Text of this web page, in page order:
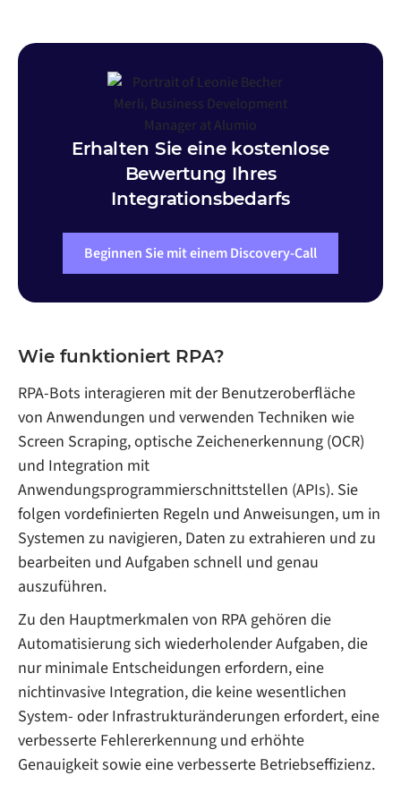
Erhalten Sie eine kostenlose
Bewertung Ihres
Integrationsbedarfs
Beginnen Sie mit einem Discovery-Call
Wie funktioniert RPA?
RPA-Bots interagieren mit der Benutzeroberfläche
von Anwendungen und verwenden Techniken wie
Screen Scraping, optische Zeichenerkennung (OCR)
und Integration mit
Anwendungsprogrammierschnittstellen (APIs). Sie
folgen vordefinierten Regeln und Anweisungen, um in
Systemen zu navigieren, Daten zu extrahieren und zu
bearbeiten und Aufgaben schnell und genau
auszuführen.
Zu den Hauptmerkmalen von RPA gehören die
Automatisierung sich wiederholender Aufgaben, die
nur minimale Entscheidungen erfordern, eine
nichtinvasive Integration, die keine wesentlichen
System- oder Infrastrukturänderungen erfordert, eine
verbesserte Fehlererkennung und erhöhte
Genauigkeit sowie eine verbesserte Betriebseffizienz.